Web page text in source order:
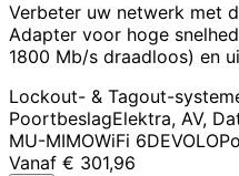
Verbeter uw netwerk met
Adapter voor hoge
1800 Mb/s draadloos) en
Lockout- & Tagout-
PoortbeslagElektra, AV,
MU-MIMOWiFi 6DEVOLO
Vanaf € 301,96